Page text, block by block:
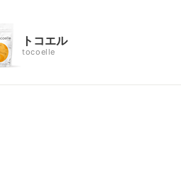
トコエル
tocoelle